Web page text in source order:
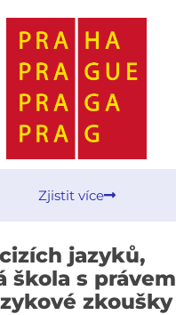
Zjistit více
jazyků,
škola s právem
zkoušky